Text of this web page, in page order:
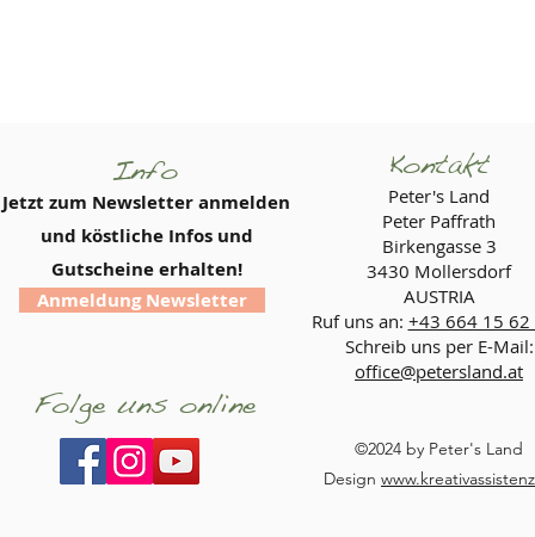
Info
Jetzt zum Newsletter anmelden
und köstliche Infos und
Gutscheine erhalten!
Anmeldung Newsletter
Folge uns online
Kontakt
Peter's Land
Peter Paffrath
Birkengasse 3
3430 Mollersdorf
AUSTRIA
Ruf uns an: +43 664 15 62
Schreib uns per E-Mail:
office@petersland.at
©2024 by Peter's Land
Design